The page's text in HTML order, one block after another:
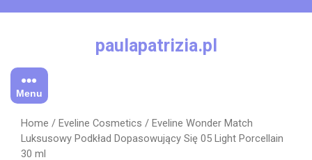
paulapatrizia.pl
Menu
Home / Eveline Cosmetics / Eveline Wonder Match
Luksusowy Podkład Dopasowujący Się 05 Light Porcellain
30 ml